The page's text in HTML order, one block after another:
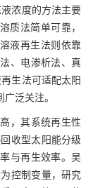
浓度的方法主要
质法简单可靠，
液再生法则依靠
、电渗析法、真
生法可适配太阳
泛关注。
，其系统再生性
收型太阳能分级
与再生效率。吴
控制变量，研究